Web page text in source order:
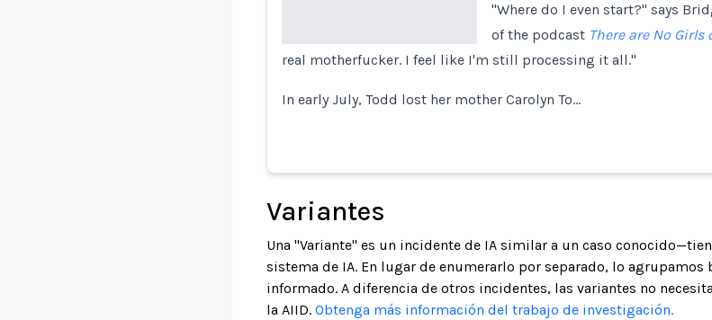
"Where do I even start?" says
of the podcast There are No
real motherfucker. I feel like I'm still processing it all."
In early July, Todd lost her mother Carolyn To…
Variantes
Una "Variante" es un incidente de IA similar a un caso
sistema de IA. En lugar de enumerarlo por separado, lo
informado. A diferencia de otros incidentes, las variantes no
la AIID. Obtenga más información del trabajo de investigación.